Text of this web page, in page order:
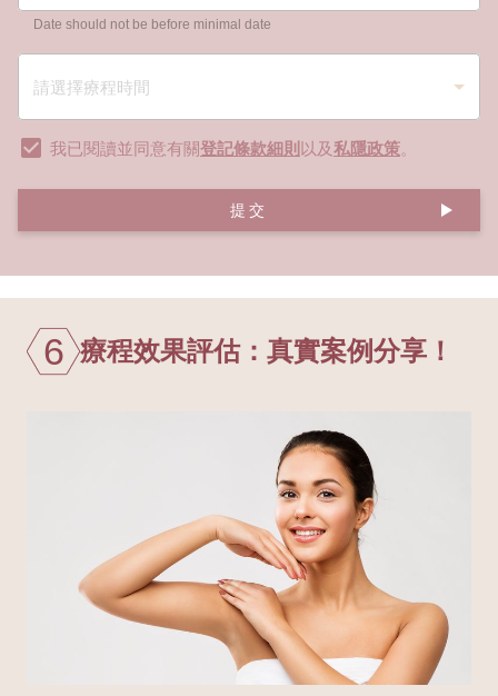
Date should not be before minimal date
我已閱讀並同意有關登記條款細則 以及私隱政策。
提交
6 療程效果評估：真實案例分享！